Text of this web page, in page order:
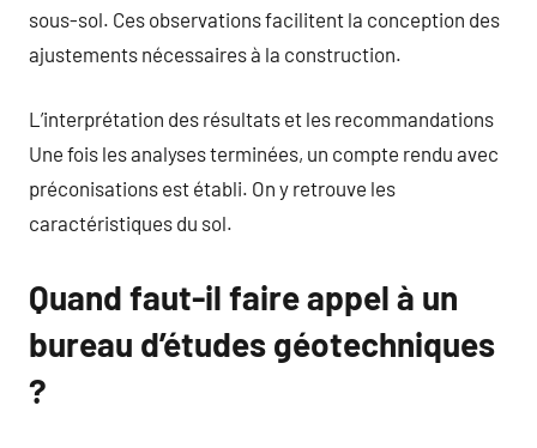
sous-sol. Ces observations facilitent la conception des
ajustements nécessaires à la construction.
L’interprétation des résultats et les recommandations
Une fois les analyses terminées, un compte rendu avec
préconisations est établi. On y retrouve les
caractéristiques du sol.
Quand faut-il faire appel à un
bureau d’études géotechniques
?